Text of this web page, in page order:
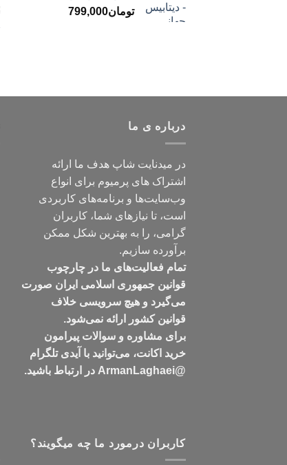
تومان799,000
درباره ی ما
در میدنایت شاپ هدف ما ارائه
اشتراک های پرمیوم برای انواع
وب‌سایت‌ها و برنامه‌های کاربردی
است، تا نیازهای شما، کاربران
گرامی، را به بهترین شکل ممکن
برآورده سازیم.
تمام فعالیت‌های ما در چارچوب
قوانین جمهوری اسلامی ایران صورت
می‌گیرد و هیچ سرویسی خلاف
قوانین کشور ارائه نمی‌شود.
برای مشاوره و سوالات پیرامون
خرید اکانت، می‌توانید با آیدی تلگرام
@ArmanLaghaei در ارتباط باشید.
کاربران درمورد ما چه میگویند؟